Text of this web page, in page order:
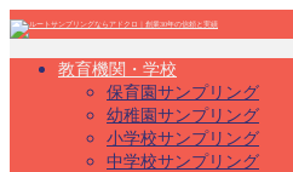
教育機関・学校
保育園サンプリング
幼稚園サンプリング
小学校サンプリング
中学校サンプリング